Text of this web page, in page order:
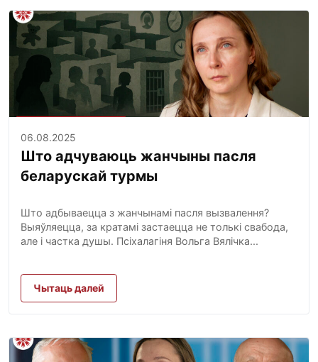
06.08.2025
Што адчуваюць жанчыны пасля
беларускай турмы
Што адбываецца з жанчынамі пасля вызвалення?
Выяўляецца, за кратамі застаецца не толькі свабода,
але і частка душы. Псіхалагіня Вольга Вялічка...
Чытаць далей